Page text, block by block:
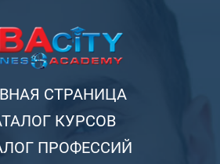
СТРАНИЦА
КУРСОВ
ПРОФЕССИЙ